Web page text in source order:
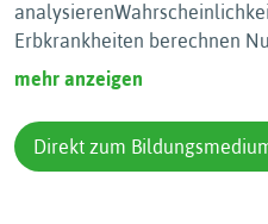
Erbkrankheiten berechnen
mehr anzeigen
Direkt zum